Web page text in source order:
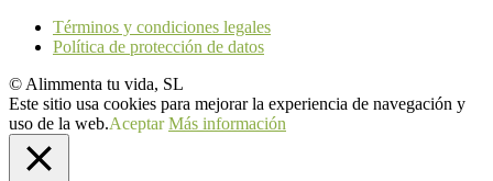
Términos y condiciones legales
Política de protección de datos
© Alimmenta tu vida, SL
Este sitio usa cookies para mejorar la experiencia de navegación y
uso de la web.Aceptar Más información